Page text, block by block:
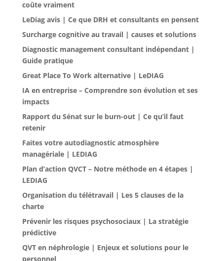
coûte vraiment
LeDiag avis | Ce que DRH et consultants en pensent
Surcharge cognitive au travail | causes et solutions
Diagnostic management consultant indépendant |
Guide pratique
Great Place To Work alternative | LeDIAG
IA en entreprise – Comprendre son évolution et ses
impacts
Rapport du Sénat sur le burn-out | Ce qu’il faut
retenir
Faites votre autodiagnostic atmosphère
managériale | LEDIAG
Plan d’action QVCT – Notre méthode en 4 étapes |
LEDIAG
Organisation du télétravail | Les 5 clauses de la
charte
Prévenir les risques psychosociaux | La stratégie
prédictive
QVT en néphrologie | Enjeux et solutions pour le
personnel